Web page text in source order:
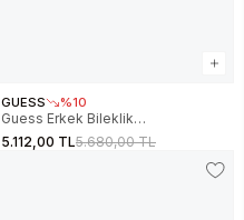
GUESS %10
Guess Erkek Bileklik
JGUJUMB05005JWSTS
5.112,00 TL5.680,00 TL